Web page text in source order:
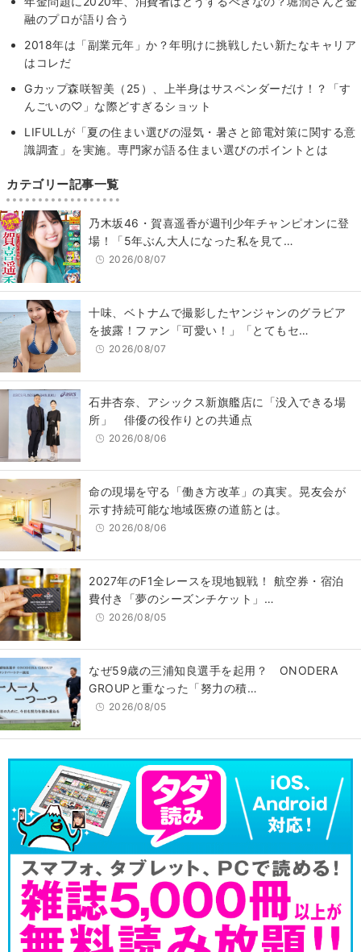
融のプロが語り合う
2018年は「副業元年」か？年明けに挑戦したい新たなキャリア
はコレだ
Gカップ森咲智美（25）、上半身はサスペンダーだけ！？「す
んごいの♡」な際どすぎるショット
LIFULLが「夏の住まい選びの湿気・暑さと節電対策に関する意
識調査」を実施。専門家が語る住まい選びのポイントとは
カテゴリー記事一覧
乃木坂46・賀喜遥香が週刊少年チャンピオンに登
場！「5年ぶん大人になった私を見て…
2026/08/07
十味、ベトナムで撮影したヤンジャンのグラビア
を披露！ファン「可愛い！」「とてもセ…
2026/08/07
石井杏奈、アシックス新旗艦店に「没入できる場
所」 俳優の役作りとの共通点
2026/08/06
​命の現場を守る「働き方改革」の真実。晃友会が
示す持続可能な地域医療の道筋とは。
2026/08/06
2027年のF1全レースを現地観戦！ 航空券・宿泊
費付き「夢のシーズンチケット」…
2026/08/05
なぜ59歳の三浦知良選手を起用？ ONODERA
GROUPと重なった「努力の積…
2026/08/05